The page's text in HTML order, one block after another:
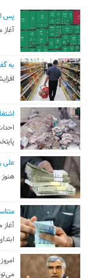
پس
آغاز
به
علی